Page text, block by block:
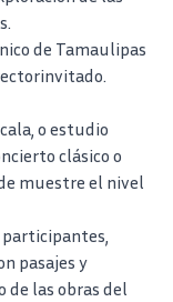
de Tamaulipas
o estudio
clásico o
muestre el nivel
participantes,
pasajes y
las obras del